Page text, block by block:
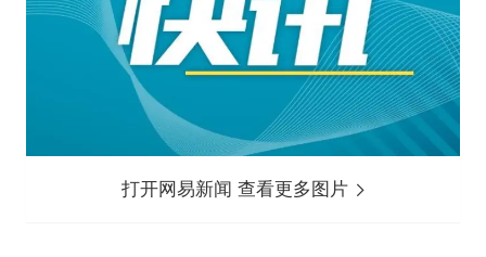
打开网易新闻 查看更多图片